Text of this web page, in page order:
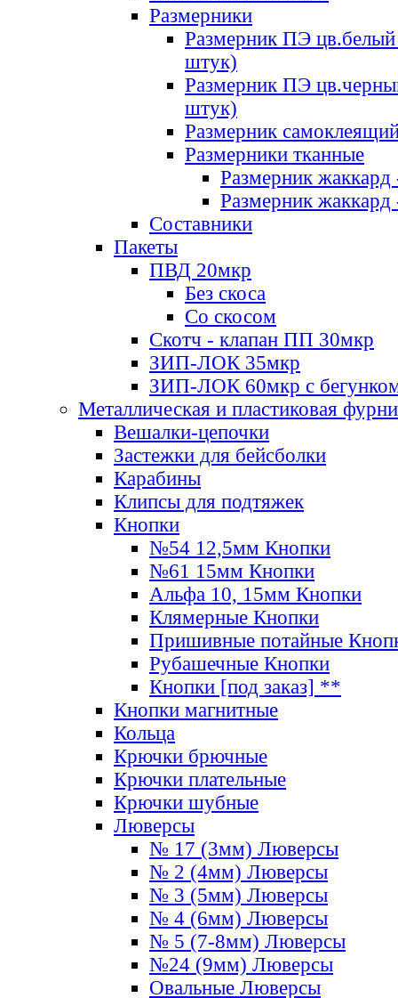
Размерники
Размерник ПЭ цв.белый
штук)
Размерник ПЭ
штук)
Размерник
Размерники тканные
Размерник
Размерник
Составники
Пакеты
ПВД 20мкр
Без скоса
Со скосом
Скотч - клапан ПП 30мкр
ЗИП-ЛОК 35мкр
ЗИП-ЛОК 60мкр с
Металлическая и пластиковая
Вешалки-цепочки
Застежки для бейсболки
Карабины
Клипсы для подтяжек
Кнопки
№54 12,5мм Кнопки
№61 15мм Кнопки
Альфа 10, 15мм Кнопки
Клямерные Кнопки
Пришивные потайные
Рубашечные Кнопки
Кнопки [под заказ] **
Кнопки магнитные
Кольца
Крючки брючные
Крючки плательные
Крючки шубные
Люверсы
№ 17 (3мм) Люверсы
№ 2 (4мм) Люверсы
№ 3 (5мм) Люверсы
№ 4 (6мм) Люверсы
№ 5 (7-8мм) Люверсы
№24 (9мм) Люверсы
Овальные Люверсы